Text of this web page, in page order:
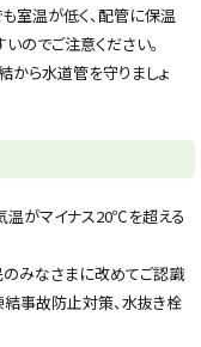
室温が低く、配管に保温
のでご注意ください。
から水道管を守りましょ
温がマイナス20℃を超える
のみなさまに改めてご認識
結事故防止対策、水抜き栓